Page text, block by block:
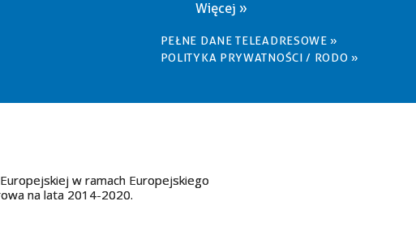
Więcej »
PEŁNE DANE TELEADRESOWE »
POLITYKA PRYWATNOŚCI / RODO »
w ramach Europejskiego
na lata 2014-2020.